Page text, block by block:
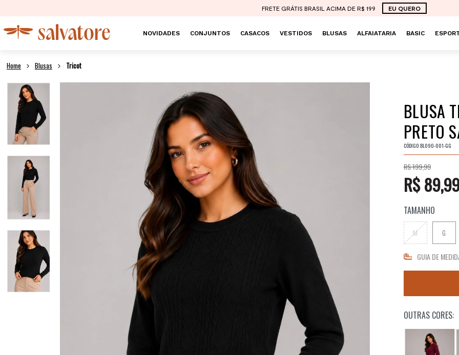
FRETE GRÁTIS BRASIL ACIMA DE R$ 199 EU QUERO
NOVIDADES CONJUNTOS CASACOS VESTIDOS BLUSAS ALFAIATARIA BASIC
Blusas Tricot
BLUSA
PRETO
CÓDIGO BL090-001-GG
R$ 199,99
R$
TAMANHO
M G
GUIA DE
OUTRAS CORES: